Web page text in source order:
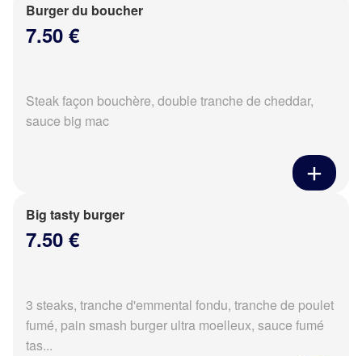
Burger du boucher
7.50 €
Steak façon bouchère, double tranche de cheddar,
sauce big mac
Big tasty burger
7.50 €
3 steaks, tranche d'emmental fondu, tranche de poulet
fumé, pain smash burger ultra moelleux, sauce fumé
tas...